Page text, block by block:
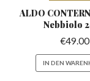
ALDO
Nebbiolo
€49.00
IN DEN